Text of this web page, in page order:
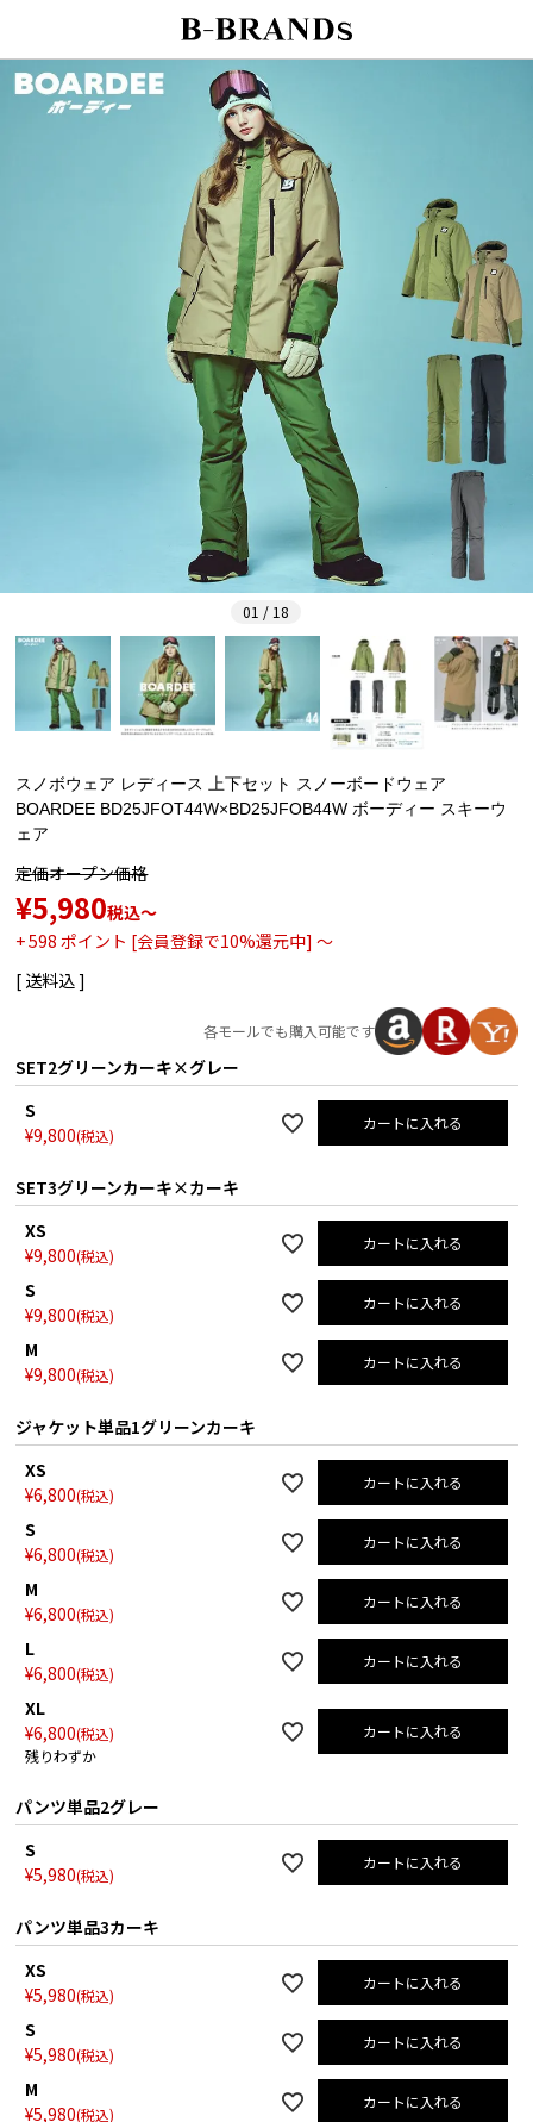
01 / 18
スノボウェア レディース 上下セット スノーボードウェア
BOARDEE BD25JFOT44W×BD25JFOB44W ボーディー スキーウ
ェア
定価オープン価格
¥5,980税込〜
+598 ポイント [会員登録で10%還元中] 〜
送料込
各モールでも購入可能です
SET2グリーンカーキ×グレー
S
¥9,800 税込
カートに入れる
SET3グリーンカーキ×カーキ
XS
¥9,800 税込
カートに入れる
S
¥9,800 税込
カートに入れる
M
¥9,800 税込
カートに入れる
ジャケット単品1グリーンカーキ
XS
¥6,800 税込
カートに入れる
S
¥6,800 税込
カートに入れる
M
¥6,800 税込
カートに入れる
L
¥6,800 税込
カートに入れる
XL
¥6,800 税込
残りわずか
カートに入れる
パンツ単品2グレー
S
¥5,980 税込
カートに入れる
パンツ単品3カーキ
XS
¥5,980 税込
カートに入れる
S
¥5,980 税込
カートに入れる
M
¥5,980 税込
カートに入れる